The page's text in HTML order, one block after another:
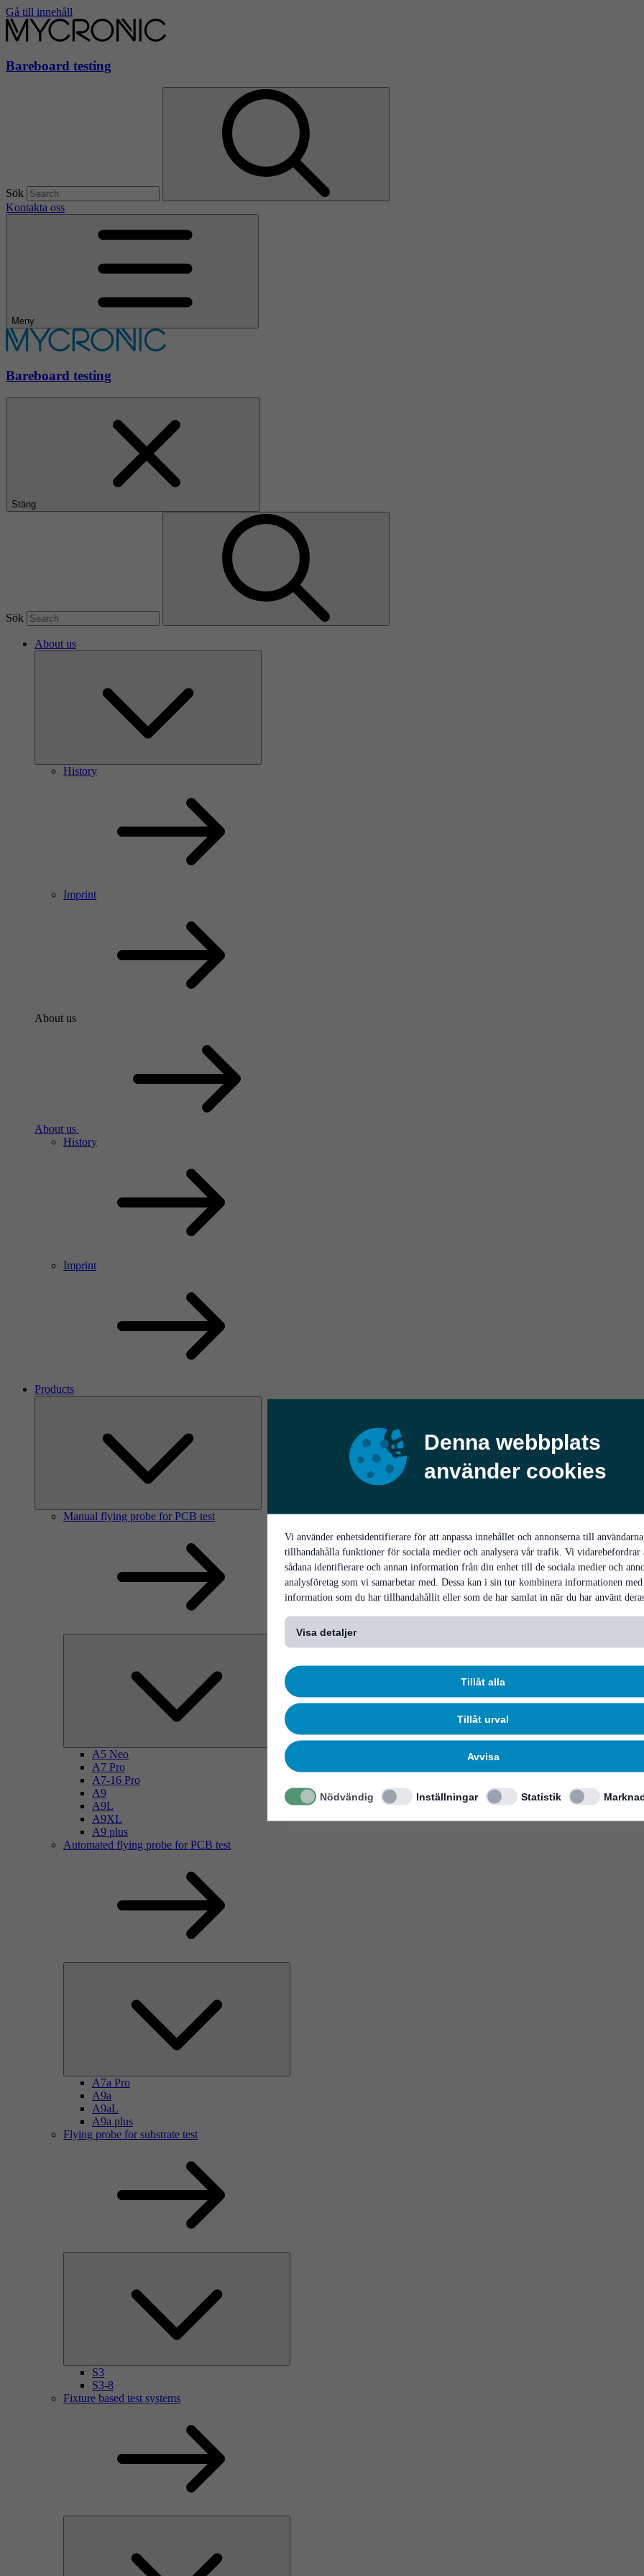
Denna webbplats
använder cookies
Vi använder enhetsidentifierare för att anpassa innehållet och annonserna till användarna,
tillhandahålla funktioner för sociala medier och analysera vår trafik. Vi vidarebefordrar
sådana identifierare och annan information från din enhet till de sociala medier och
analysföretag som vi samarbetar med. Dessa kan i sin tur kombinera informationen med
information som du har tillhandahållit eller som de har samlat in när du har använt
Visa detaljer
Tillåt alla
Tillåt urval
Avvisa
Nödvändig Inställningar Statistik
Gå till innehåll
Bareboard testing
Sök
Kontakta oss
Meny
Bareboard testing
Stäng
Sök
About us
History
Imprint
About us
About us
History
Imprint
Products
Manual flying probe for PCB test
A5 Neo
A7 Pro
A7-16 Pro
A9
A9L
A9XL
A9 plus
Automated flying probe for PCB test
A7a Pro
A9a
A9aL
A9a plus
Flying probe for substrate test
S3
S3-8
Fixture based test systems